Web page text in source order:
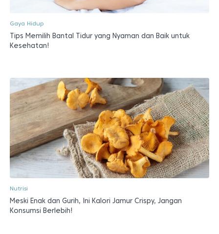
Gaya Hidup
Tips Memilih Bantal Tidur yang Nyaman dan Baik untuk
Kesehatan!
Nutrisi
Meski Enak dan Gurih, Ini Kalori Jamur Crispy, Jangan
Konsumsi Berlebih!